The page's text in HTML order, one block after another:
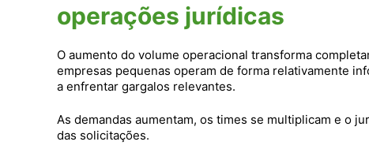
operações jurídicas
O aumento do volume operacional transforma
empresas pequenas operam de forma relativamente
a enfrentar gargalos relevantes.
As demandas aumentam, os times se multiplicam e o
das solicitações.